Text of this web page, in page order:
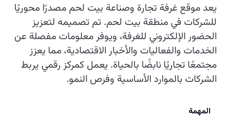
يعد موقع غرفة تجارة وصناعة بيت لحم مصدرًا محوريًا
للشركات في منطقة بيت لحم. تم تصميمه لتعزيز
الحضور الإلكتروني للغرفة، ويوفر معلومات مفصلة عن
الخدمات والفعاليات والأخبار الاقتصادية، مما يعزز
مجتمعًا تجاريًا نابضًا بالحياة. يعمل كمركز رقمي يربط
الشركات بالموارد الأساسية وفرص النمو.
المهمة